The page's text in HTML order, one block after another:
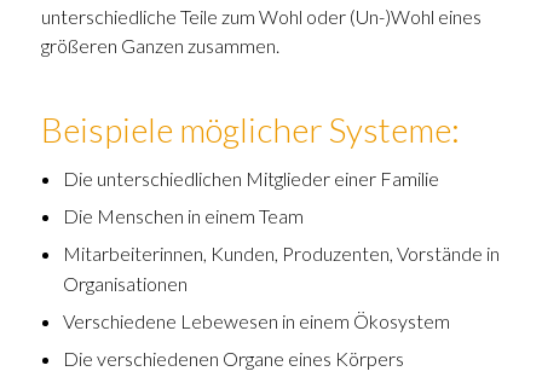
unterschiedliche Teile zum Wohl oder (Un-)Wohl eines
größeren Ganzen zusammen.
Beispiele möglicher Systeme:
Die unterschiedlichen Mitglieder einer Familie
Die Menschen in einem Team
Mitarbeiterinnen, Kunden, Produzenten, Vorstände in
Organisationen
Verschiedene Lebewesen in einem Ökosystem
Die verschiedenen Organe eines Körpers